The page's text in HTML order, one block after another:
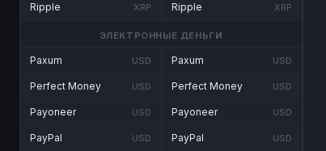
Ripple XRP Ripple XRP
ЭЛЕКТРОННЫЕ ДЕНЬГИ
Paxum USD
Perfect Money USD
Payoneer USD
PayPal USD
Paxum USD
Perfect Money USD
Payoneer USD
PayPal USD